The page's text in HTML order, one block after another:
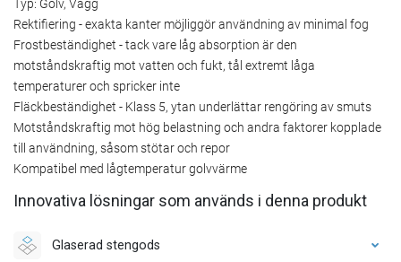
Typ: Golv, Vägg
Rektifiering - exakta kanter möjliggör användning av minimal fog
Frostbeständighet - tack vare låg absorption är den
motståndskraftig mot vatten och fukt, tål extremt låga
temperaturer och spricker inte
Fläckbeständighet - Klass 5, ytan underlättar rengöring av smuts
Motståndskraftig mot hög belastning och andra faktorer kopplade
till användning, såsom stötar och repor
Kompatibel med lågtemperatur golvvärme
Innovativa lösningar som används i denna produkt
Glaserad stengods